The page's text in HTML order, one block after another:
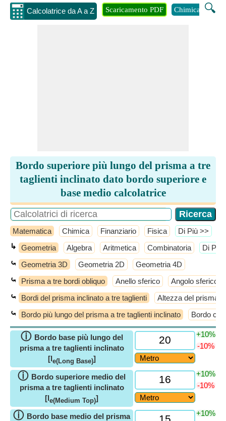
Calcolatrice da A a Z 🔍
Scaricamento PDF Chimica
Bordo superiore più lungo del prisma a tre
taglienti inclinato dato bordo superiore e
base medio calcolatrice
Matematica Chimica Finanziario Fisica ​Di Più >>
↳ Geometria Algebra Aritmetica Combinatoria ​Di Più
⤿ Geometria 3D Geometria 2D Geometria 4D
⤿ Prisma a tre bordi obliquo Anello sferico Angolo sferico
⤿ Bordi del prisma inclinato a tre taglienti Altezza del prisma
⤿ Bordo più lungo del prisma a tre taglienti inclinato Bordo
ⓘ Bordo base più lungo del
prisma a tre taglienti inclinato
[le(Long Base)]
+10%
-10%
ⓘ Bordo superiore medio del
prisma a tre taglienti inclinato
[le(Medium Top)]
+10%
-10%
ⓘ Bordo base medio del prisma
+10%